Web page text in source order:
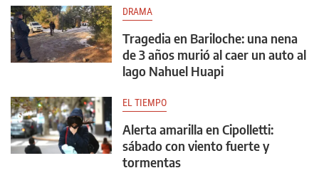
DRAMA
Tragedia en Bariloche: una nena
de 3 años murió al caer un auto al
lago Nahuel Huapi
EL TIEMPO
Alerta amarilla en Cipolletti:
sábado con viento fuerte y
tormentas